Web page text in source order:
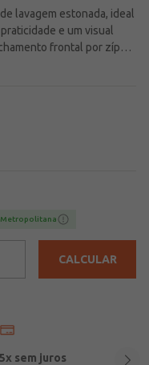
lavagem estonada, ideal
e um visual
frontal por zíper
slim com
de forma equilibrada,
compor produções
versátil para
Metropolitana
CALCULAR
5x sem juros